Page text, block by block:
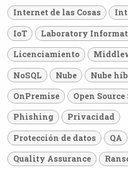
Internet de las Cosas
IoT Laboratory
Licenciamiento
NoSQL Nube Nube
OnPremise Open
Phishing Privacidad
Protección de datos QA
Quality Assurance